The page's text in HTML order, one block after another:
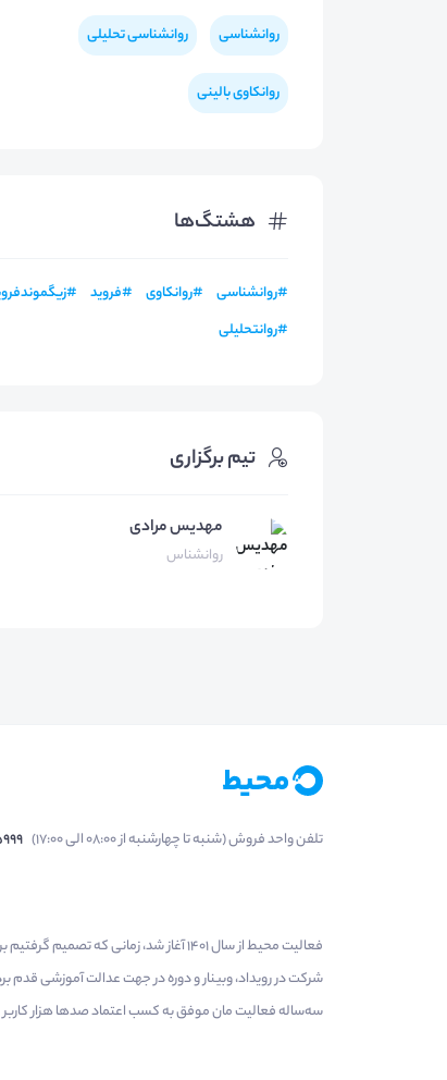
روانشناسی روانشناسی تحلیلی
روانکاوی بالینی
هشتگ‌ها
#روانشناسی #روانکاوی #فروید #
#روانتحلیلی
تیم برگزاری
مهدیس مرادی
روانشناس
تلفن واحد فروش (شنبه تا چهارشنبه از 08:00 الی 17:00)
فعالیت محیط از سال 1401 آغاز شد،
شرکت در رویداد، وبینار و دوره در جهت عدالت آموزشی
سه‌ساله فعالیت مان موفق به کسب اعتماد صدها هزار